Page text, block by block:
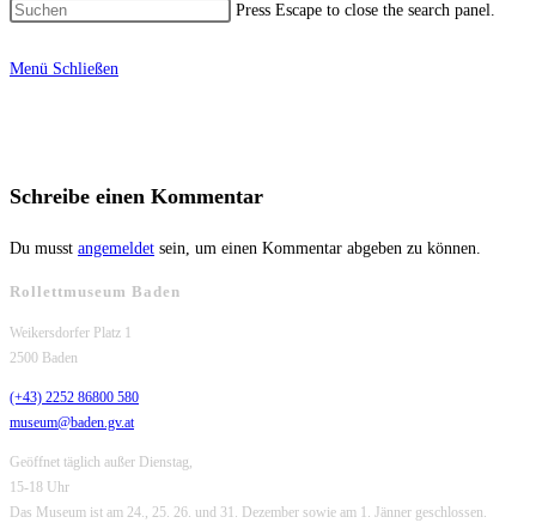
Press Escape to close the search panel.
Menü Schließen
Schreibe einen Kommentar
Du musst angemeldet sein, um einen Kommentar abgeben zu können.
Rollettmuseum Baden
Weikersdorfer Platz 1
2500 Baden
(+43) 2252 86800 580
museum@baden.gv.at
Geöffnet täglich außer Dienstag,
15-18 Uhr
Das Museum ist am 24., 25. 26. und 31. Dezember sowie am 1. Jänner geschlossen.